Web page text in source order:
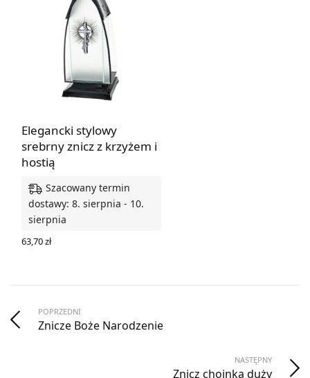
Elegancki stylowy
srebrny znicz z krzyżem i
hostią
Szacowany termin
dostawy: 8. sierpnia - 10.
sierpnia
63,70zł
POPRZEDNI
Znicze Boże Narodzenie
NASTĘPNY
Znicz choinka duży